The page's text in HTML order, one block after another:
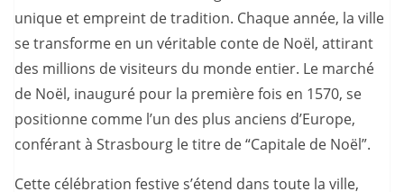
unique et empreint de tradition. Chaque année, la ville
se transforme en un véritable conte de Noël, attirant
des millions de visiteurs du monde entier. Le marché
de Noël, inauguré pour la première fois en 1570, se
positionne comme l’un des plus anciens d’Europe,
conférant à Strasbourg le titre de “Capitale de Noël”.
Cette célébration festive s’étend dans toute la ville,